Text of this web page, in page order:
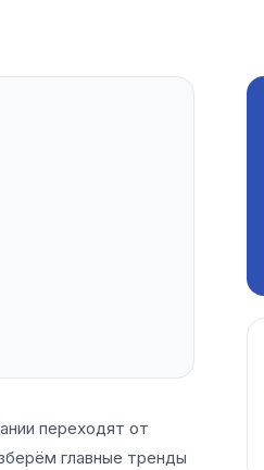
переходят от
главные тренды